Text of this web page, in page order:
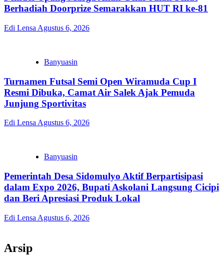
Berhadiah Doorprize Semarakkan HUT RI ke-81
Edi Lensa Agustus 6, 2026
Banyuasin
Turnamen Futsal Semi Open Wiramuda Cup I
Resmi Dibuka, Camat Air Salek Ajak Pemuda
Junjung Sportivitas
Edi Lensa Agustus 6, 2026
Banyuasin
Pemerintah Desa Sidomulyo Aktif Berpartisipasi
dalam Expo 2026, Bupati Askolani Langsung Cicipi
dan Beri Apresiasi Produk Lokal
Edi Lensa Agustus 6, 2026
Arsip